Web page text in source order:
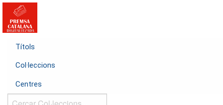
Títols
Col·leccions
Centres
Cercar